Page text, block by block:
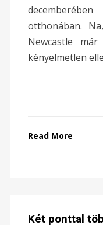
otthonában.
Newcastle
kényelmetlen
Read More
Két ponttal